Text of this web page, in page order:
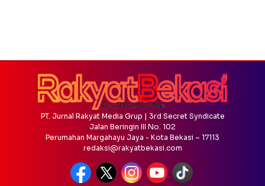
PT. Jurnal Rakyat Media Grup | 3rd Secret Syndicate
Jalan Beringin III No. 102
Perumahan Margahayu Jaya - Kota Bekasi – 17113
redaksi@rakyatbekasi.com